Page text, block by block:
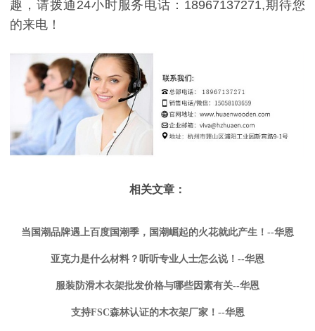
趣，请拨通24小时服务电话：18967137271,期待您
的来电！
相关文章：
当国潮品牌遇上百度国潮季，国潮崛起的火花就此产生！--华恩
亚克力是什么材料？听听专业人士怎么说！--华恩
服装防滑木衣架批发价格与哪些因素有关--华恩
支持FSC森林认证的木衣架厂家！--华恩